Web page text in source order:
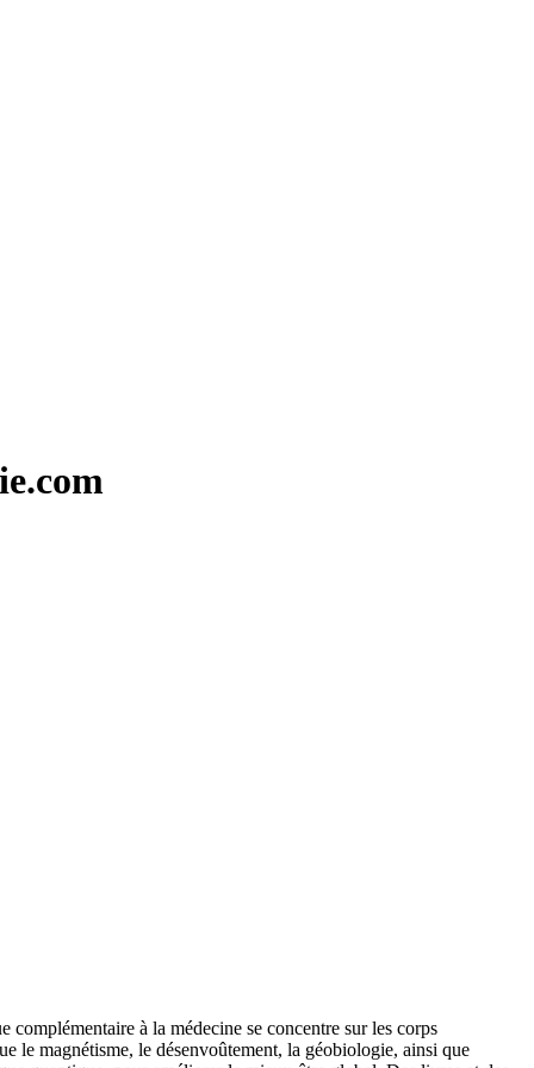
complémentaire à la médecine se concentre sur les corps
le magnétisme, le désenvoûtement, la géobiologie, ainsi que